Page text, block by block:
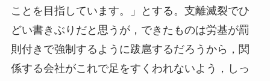
ことを目指しています。」とする。支離滅裂でひ
どい書きぶりだと思うが，できたものは労基が罰
則付きで強制するように跋扈するだろうから，関
係する会社がこれで足をすくわれないよう，しっ